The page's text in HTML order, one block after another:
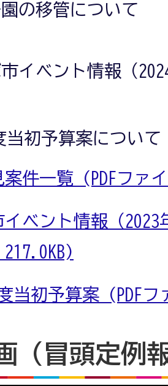
の移管について
イベント情報（
当初予算案について
案件一覧 (PDFファ
イベント情報（
当初予算案 (PDF
（冒頭定例